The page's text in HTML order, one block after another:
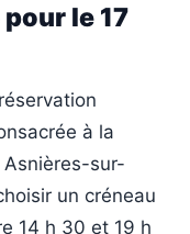
le 17
à la
sur-
un créneau
14 h 30 et 19 h